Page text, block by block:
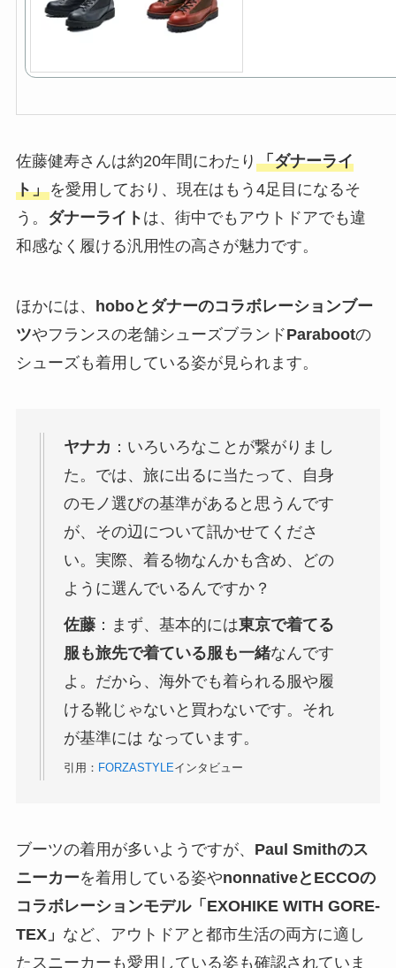
佐藤健寿さんは約20年間にわたり 「ダナーライ
ト」を愛用しており、現在はもう4足目になるそ
う。 ダナーライト は、街中でもアウトドアでも違
和感なく履ける汎用性の高さが魅力です。
ほかには、 hoboとダナーのコラボレーションブー
ツやフランスの老舗シューズブランドParabootの
シューズも着用している姿が見られます。
ヤナカ ：いろいろなことが繋がりまし
た。では、旅に出るに当たって、自身
のモノ選びの基準があると思うんです
が、その辺について訊かせてくださ
い。実際、着る物なんかも含め、どの
ように選んでいるんですか？
佐藤：まず、基本的には東京で着てる
服も旅先で着ている服も一緒なんです
よ。だから、海外でも着られる服や履
ける靴じゃないと買わないです。それ
が基準には なっています。
引用： FORZASTYLEインタビュー
ブーツの着用が多いようですが、 Paul Smithのス
ニーカーを着用している姿やnonnativeとECCOの
コラボレーションモデル「EXOHIKE WITH GORE-
TEX」 など、アウトドアと都市生活の両方に適し
たスニーカーも愛用している姿も確認されていま